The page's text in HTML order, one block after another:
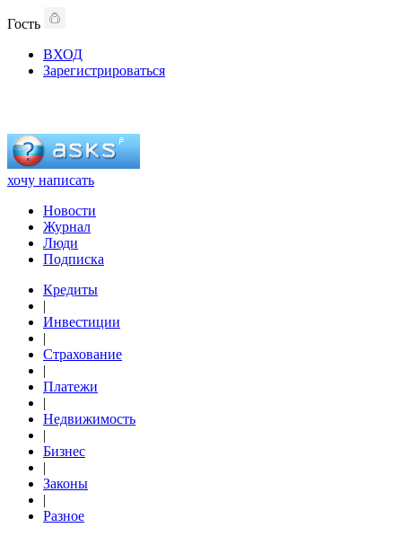
Гость
ВХОД
Зарегистрироваться
хочу написать
Новости
Журнал
Люди
Подписка
Кредиты
|
Инвестиции
|
Страхование
|
Платежи
|
Недвижимость
|
Бизнес
|
Законы
|
Разное